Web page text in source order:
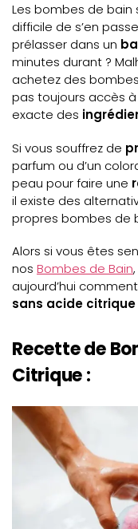
Les bombes de bain
difficile de s’en
prélasser dans un
minutes durant ?
achetez des
pas toujours accès à
exacte des
Si vous souffrez de
parfum ou d’un
peau pour faire une
il existe des
propres bombes de
Alors si vous êtes
nos Bombes de Bain
aujourd’hui
sans acide citrique
Recette de
Citrique :